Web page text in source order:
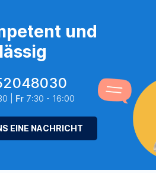
und
| Fr7:30 - 16:00
EINE NACHRICHT